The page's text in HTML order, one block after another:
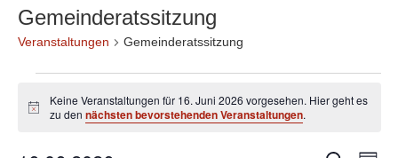
Gemeinderatssitzung
Veranstaltungen Gemeinderatssitzung
Hinweis
Keine Veranstaltungen für 16. Juni 2026 vorgesehen. Hier geht es
zu den nächsten bevorstehenden Veranstaltungen.